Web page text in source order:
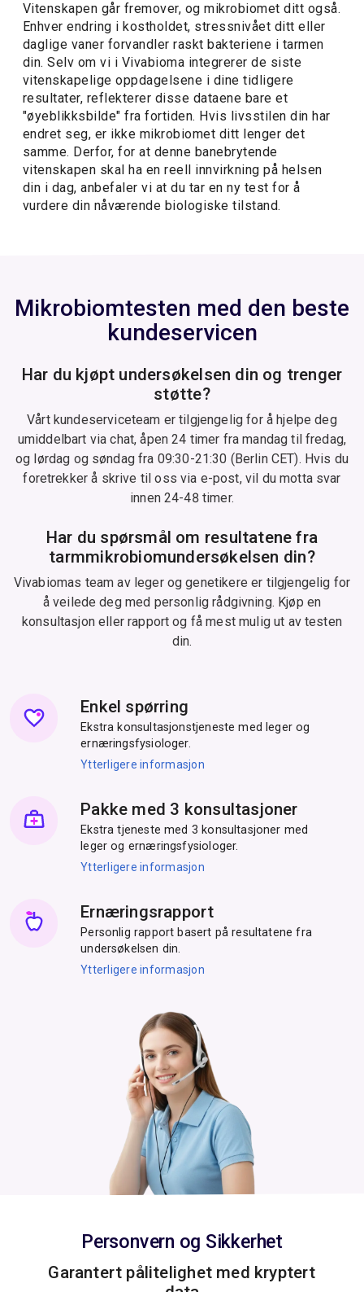
Vitenskapen går fremover, og mikrobiomet ditt også.
Enhver endring i kostholdet, stressnivået ditt eller
daglige vaner forvandler raskt bakteriene i tarmen
din. Selv om vi i Vivabioma integrerer de siste
vitenskapelige oppdagelsene i dine tidligere
resultater, reflekterer disse dataene bare et
"øyeblikksbilde" fra fortiden. Hvis livsstilen din har
endret seg, er ikke mikrobiomet ditt lenger det
samme. Derfor, for at denne banebrytende
vitenskapen skal ha en reell innvirkning på helsen
din i dag, anbefaler vi at du tar en ny test for å
vurdere din nåværende biologiske tilstand.
Mikrobiomtesten med den beste
kundeservicen
Har du kjøpt undersøkelsen din og trenger
støtte?
Vårt kundeserviceteam er tilgjengelig for å hjelpe deg
umiddelbart via chat, åpen 24 timer fra mandag til fredag,
og lørdag og søndag fra 09:30-21:30 (Berlin CET). Hvis du
foretrekker å skrive til oss via e-post, vil du motta svar
innen 24-48 timer.
Har du spørsmål om resultatene fra
tarmmikrobiomundersøkelsen din?
Vivabiomas team av leger og genetikere er tilgjengelig for
å veilede deg med personlig rådgivning. Kjøp en
konsultasjon eller rapport og få mest mulig ut av testen
din.
Enkel spørring
Ekstra konsultasjonstjeneste med leger og
ernæringsfysiologer.
Ytterligere informasjon
Pakke med 3 konsultasjoner
Ekstra tjeneste med 3 konsultasjoner med
leger og ernæringsfysiologer.
Ytterligere informasjon
Ernæringsrapport
Personlig rapport basert på resultatene fra
undersøkelsen din.
Ytterligere informasjon
Personvern og Sikkerhet
Garantert pålitelighet med kryptert